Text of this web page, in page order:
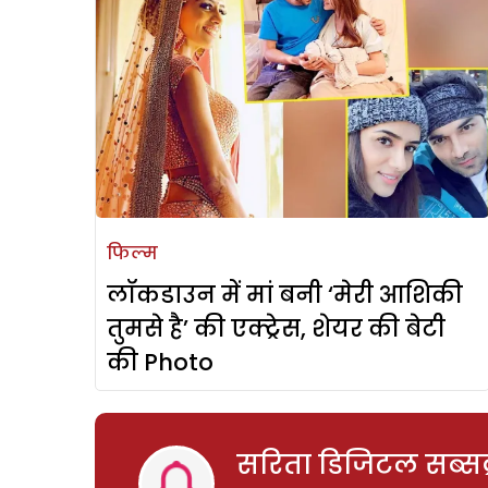
फिल्म
लॉकडाउन में मां बनी ‘मेरी आशिकी
तुमसे है’ की एक्ट्रेस, शेयर की बेटी
की Photo
सरिता डिजिटल